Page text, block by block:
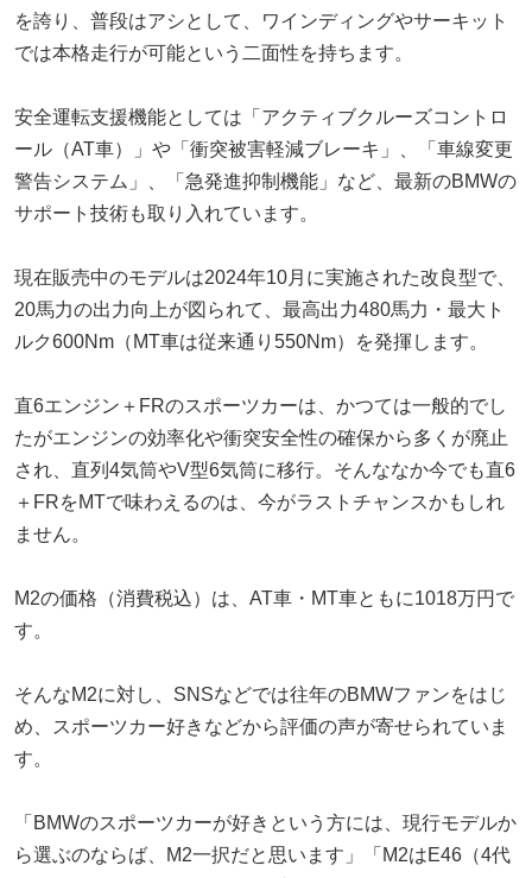
を誇り、普段はアシとして、ワインディングやサーキット
では本格走行が可能という二面性を持ちます。
安全運転支援機能としては「アクティブクルーズコントロ
ール（AT車）」や「衝突被害軽減ブレーキ」、「車線変更
警告システム」、「急発進抑制機能」など、最新のBMWの
サポート技術も取り入れています。
現在販売中のモデルは2024年10月に実施された改良型で、
20馬力の出力向上が図られて、最高出力480馬力・最大ト
ルク600Nm（MT車は従来通り550Nm）を発揮します。
直6エンジン＋FRのスポーツカーは、かつては一般的でし
たがエンジンの効率化や衝突安全性の確保から多くが廃止
され、直列4気筒やV型6気筒に移行。そんななか今でも直6
＋FRをMTで味わえるのは、今がラストチャンスかもしれ
ません。
M2の価格（消費税込）は、AT車・MT車ともに1018万円で
す。
そんなM2に対し、SNSなどでは往年のBMWファンをはじ
め、スポーツカー好きなどから評価の声が寄せられていま
す。
「BMWのスポーツカーが好きという方には、現行モデルか
ら選ぶのならば、M2一択だと思います」「M2はE46（4代